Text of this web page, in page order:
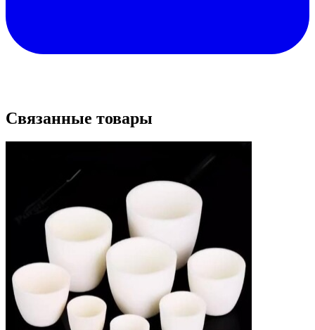
Связанные товары